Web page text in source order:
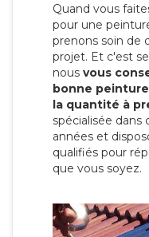
Quand vous
pour une
prenons soin de
projet. Et c'est
nous vous
bonne
la quantité à
spécialisée dans
années et
qualifiés pour
que vous soyez.